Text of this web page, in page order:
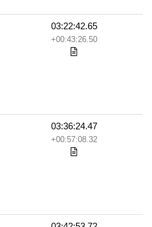
03:22:42.65
+00:43:26.50
03:36:24.47
+00:57:08.32